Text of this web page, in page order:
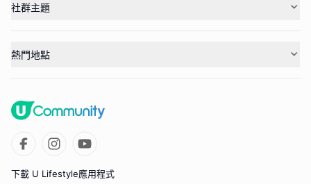
社群主題
熱門地點
下載 U Lifestyle應用程式